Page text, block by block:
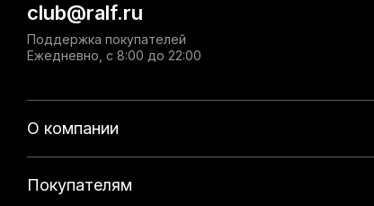
О компании
Покупателям
club@ralf.ru
Поддержка покупателей
Ежедневно, с 8:00 до 22:00